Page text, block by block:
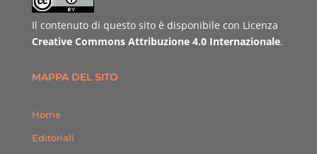
Il contenuto di questo sito è disponibile con Licenza
Creative Commons Attribuzione 4.0 Internazionale.
MAPPA DEL SITO
Home
Editoriali